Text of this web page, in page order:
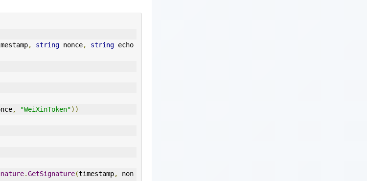
, string nonce, string echo
, "WeiXinToken"))
.GetSignature(timestamp,
non